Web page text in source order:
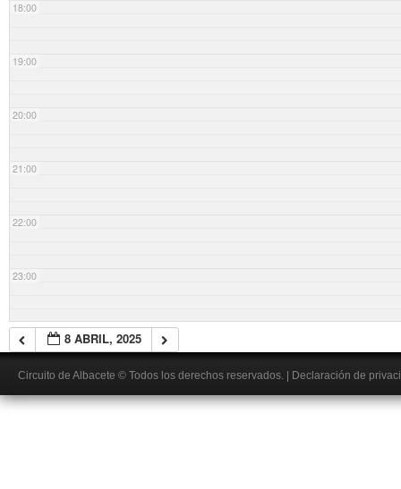
18:00
19:00
20:00
21:00
22:00
23:00
8 ABRIL, 2025
Circuito de Albacete © Todos los derechos reservados. Declaración de